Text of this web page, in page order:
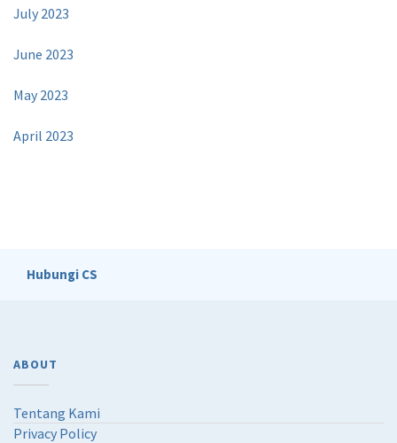
July 2023
June 2023
May 2023
April 2023
Hubungi CS
ABOUT
Tentang Kami
Privacy Policy